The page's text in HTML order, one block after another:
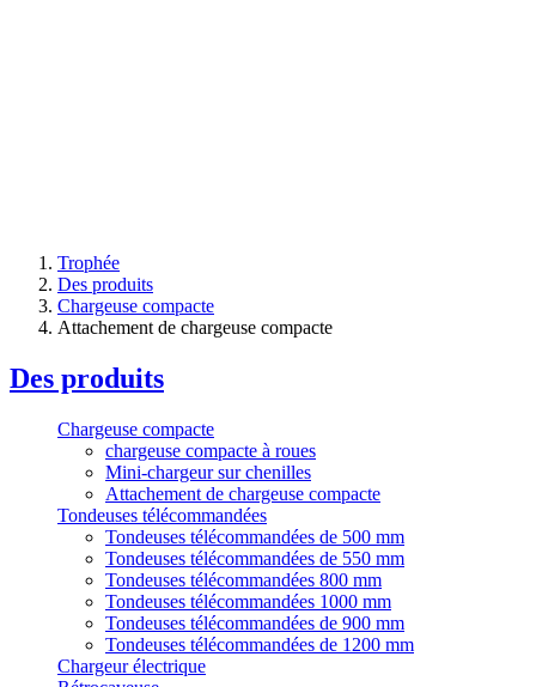
Trophée
Des produits
Chargeuse compacte
Attachement de chargeuse compacte
Des produits
Chargeuse compacte
chargeuse compacte à roues
Mini-chargeur sur chenilles
Attachement de chargeuse compacte
Tondeuses télécommandées
Tondeuses télécommandées de 500 mm
Tondeuses télécommandées de 550 mm
Tondeuses télécommandées 800 mm
Tondeuses télécommandées 1000 mm
Tondeuses télécommandées de 900 mm
Tondeuses télécommandées de 1200 mm
Chargeur électrique